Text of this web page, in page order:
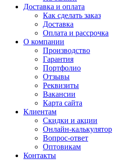
Доставка и оплата
Как сделать заказ
Доставка
Оплата и рассрочка
О компании
Производство
Гарантия
Портфолио
Отзывы
Реквизиты
Вакансии
Карта сайта
Клиентам
Скидки и акции
Онлайн-калькулятор
Вопрос-ответ
Оптовикам
Контакты